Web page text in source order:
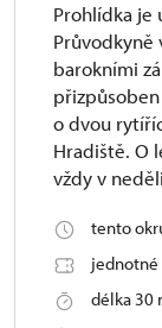
Prohlídka je
barokními
o dvou
Hradiště. O
vždy v
tento
jednotné
délka 30